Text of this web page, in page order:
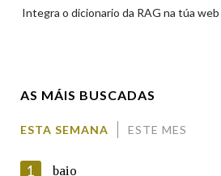
Integra o dicionario da RAG na túa web
AS MÁIS BUSCADAS
ESTA SEMANA ESTE MES
1 baio